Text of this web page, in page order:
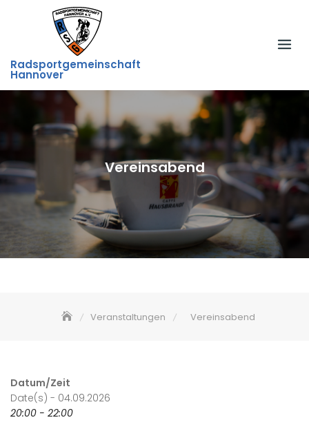
Radsportgemeinschaft
Hannover
Vereinsabend
Veranstaltungen Vereinsabend
Datum/Zeit
Date(s) - 04.09.2026
20:00 - 22:00